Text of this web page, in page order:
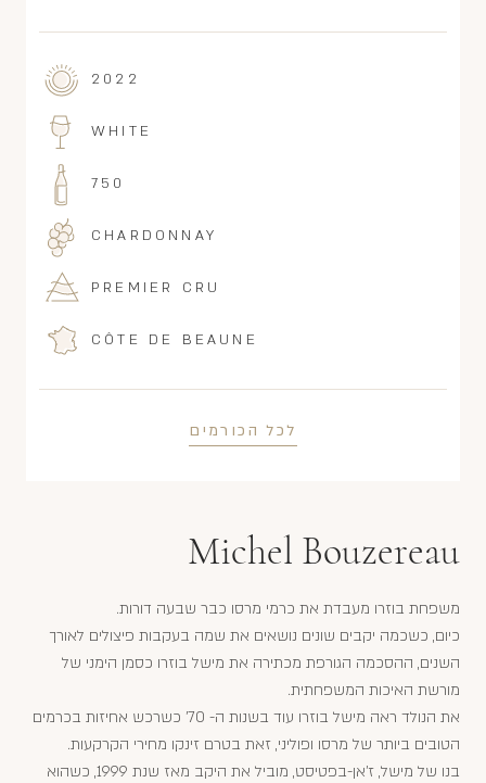
2022
WHITE
750
CHARDONNAY
PREMIER CRU
CÔTE DE BEAUNE
לכל הכורמים
Michel Bouzereau
משפחת בוזרו מעבדת את כרמי מרסו כבר שבעה דורות.
כיום, כשכמה יקבים שונים נושאים את שמה בעקבות פיצולים לאורך
השנים, ההסכמה הגורפת מכתירה את מישל בוזרו כסמן הימני של
מורשת האיכות המשפחתית.
את הנולד ראה מישל בוזרו עוד בשנות ה- 70' כשרכש אחיזות בכרמים
הטובים ביותר של מרסו ופוליני, זאת בטרם זינקו מחירי הקרקעות.
בנו של מישל, ז'אן-בפטיסט, מוביל את היקב מאז שנת 1999, כשהוא